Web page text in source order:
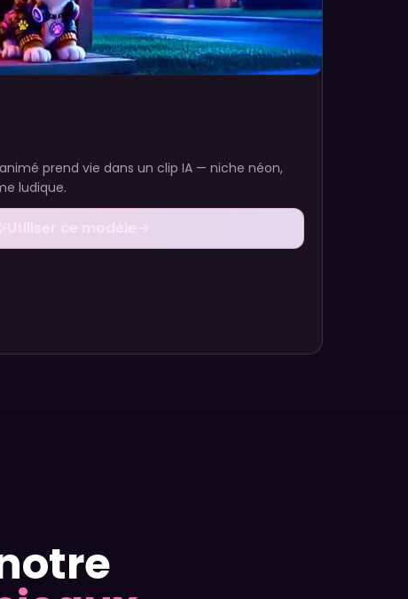
prend vie dans un clip IA — niche néon,
ludique.